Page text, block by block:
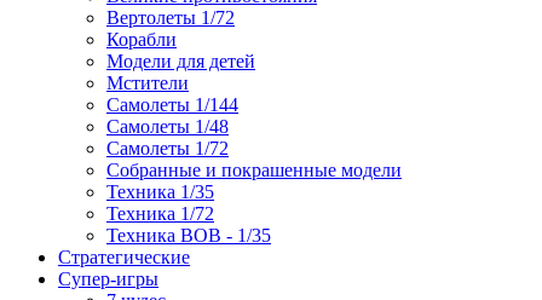
Вертолеты 1/72
Корабли
Модели для детей
Мстители
Самолеты 1/144
Самолеты 1/48
Самолеты 1/72
Собранные и покрашенные модели
Техника 1/35
Техника 1/72
Техника ВОВ - 1/35
Стратегические
Супер-игры